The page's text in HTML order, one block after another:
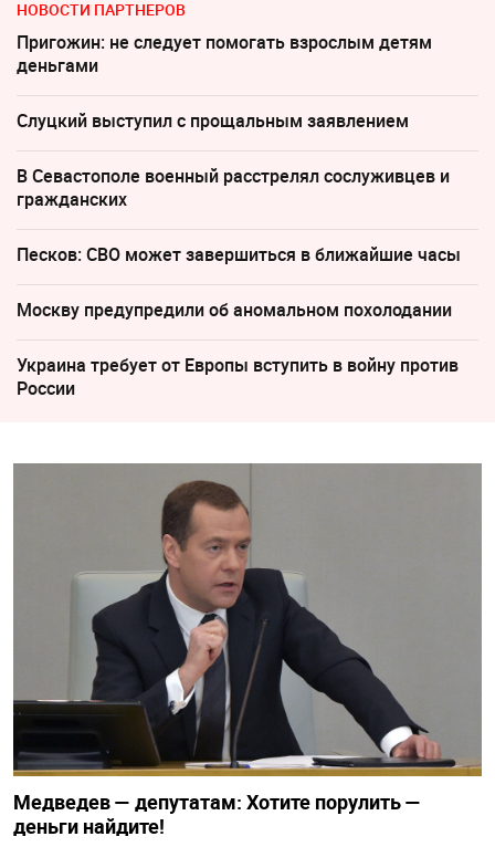
НОВОСТИ ПАРТНЕРОВ
Пригожин: не следует помогать взрослым детям
деньгами
Слуцкий выступил с прощальным заявлением
В Севастополе военный расстрелял сослуживцев и
гражданских
Песков: СВО может завершиться в ближайшие часы
Москву предупредили об аномальном похолодании
Украина требует от Европы вступить в войну против
России
Медведев — депутатам: Хотите порулить —
деньги найдите!